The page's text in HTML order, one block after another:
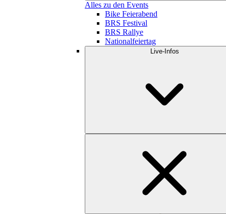
Alles zu den Events
Bike Feierabend
BRS Festival
BRS Rallye
Nationalfeiertag
Live-Infos